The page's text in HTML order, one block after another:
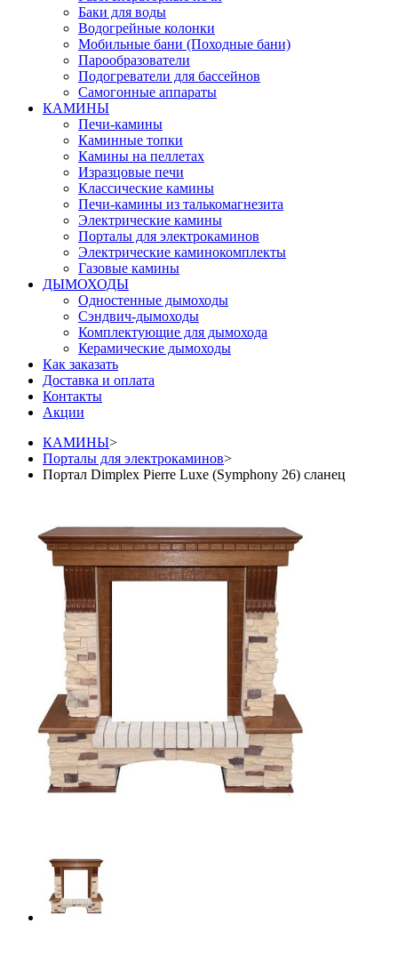
Баки для воды
Водогрейные колонки
Мобильные бани (Походные бани)
Парообразователи
Подогреватели для бассейнов
Самогонные аппараты
КАМИНЫ
Печи-камины
Каминные топки
Камины на пеллетах
Изразцовые печи
Классические камины
Печи-камины из талькомагнезита
Электрические камины
Порталы для электрокаминов
Электрические каминокомплекты
Газовые камины
ДЫМОХОДЫ
Одностенные дымоходы
Сэндвич-дымоходы
Комплектующие для дымохода
Керамические дымоходы
Как заказать
Доставка и оплата
Контакты
Акции
КАМИНЫ>
Порталы для электрокаминов>
Портал Dimplex Pierre Luxe (Symphony 26) сланец